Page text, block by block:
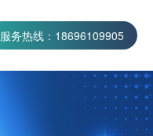
服务热线：18696109905